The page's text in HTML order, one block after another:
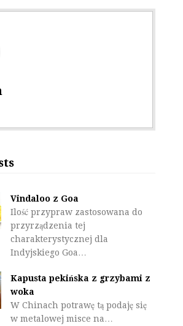
Vindaloo z Goa
Ilość przypraw zastosowana do
przyrządzenia tej
charakterystycznej dla
Indyjskiego Goa…
Kapusta pekińska z grzybami z
woka
W Chinach potrawę tą podaję się
w metalowej misce na…